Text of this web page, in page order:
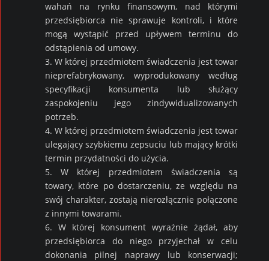
wahań na rynku finansowym, nad którymi
przedsiębiorca nie sprawuje kontroli, i które
mogą wystąpić przed upływem terminu do
odstąpienia od umowy.
3. W której przedmiotem świadczenia jest towar
nieprefabrykowany, wyprodukowany według
specyfikacji konsumenta lub służący
zaspokojeniu jego zindywidualizowanych
potrzeb.
4. W której przedmiotem świadczenia jest towar
ulegający szybkiemu zepsuciu lub mający krótki
termin przydatności do użycia.
5. W której przedmiotem świadczenia są
towary, które po dostarczeniu, ze względu na
swój charakter, zostają nierozłącznie połączone
z innymi towarami.
6. W której konsument wyraźnie żądał, aby
przedsiębiorca do niego przyjechał w celu
dokonania pilnej naprawy lub konserwacji;